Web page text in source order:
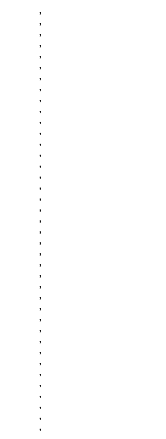
,
,
,
,
,
,
,
,
,
,
,
,
,
,
,
,
,
,
,
,
,
,
,
,
,
,
,
,
,
,
,
,
,
,
,
,
,
,
,